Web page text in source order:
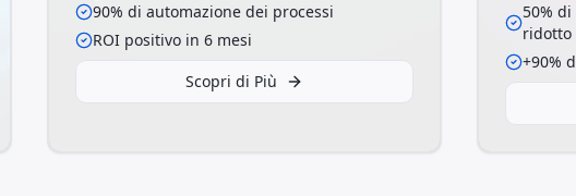
90% di automazione dei processi
ROI positivo in 6 mesi
Scopri di Più
50%
ridotto
+90%